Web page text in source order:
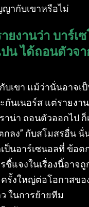
ญากับเขาหรือไม่
ยงานว่า บาร์เ
น ได้ถอนตัวจ
เขา แม้ว่านั่นอาจเป็
กันเนอร์ส แต่รายงาน
าน่า ถอนตัวออกไป ก็
กลง” กับสโมสรอื่น นั่
ป็นอาร์เซนอลที่ ข้อ
ชี้แจงในเรื่องนี้อาจถู
ครั้งใหญ่ต่อโอกาสขอ
ในการย้ายทีม